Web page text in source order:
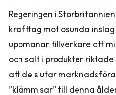
Regeringen i
krafttag mot osunda
uppmanar tillverkare att
och salt i produkter
att de slutar marknadsföra
”klämmisar” till denna